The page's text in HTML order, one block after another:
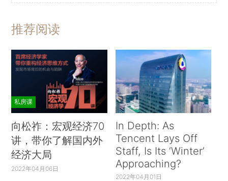
推荐阅读
私房课
向松祚：宏观经济70
讲，带你了解国内外
经济大局
2022年04月06日
In Depth: As
Tencent Lays Off
Staff, Is Its ‘Winter’
Approaching?
2022年04月01日